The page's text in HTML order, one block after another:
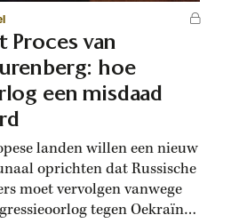
Proces van
hoe
een misdaad
landen willen een nieuw
oprichten dat Russische
moet vervolgen vanwege
tegen Oekraïne.